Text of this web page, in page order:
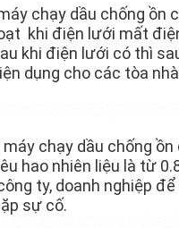
chạy dầu chống ồn
khi điện lưới mất
khi điện lưới có thì
dụng cho các tòa
chạy dầu chống
hao nhiên liệu là từ
ty, doanh nghiệp
sự cố.